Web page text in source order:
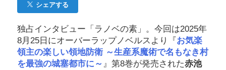
シェアする
独占インタビュー「ラノベの素」。今回は2025年
8月25日にオーバーラップノベルスより『 お気楽
領主の楽しい領地防衛 ～生産系魔術で名もなき村
を最強の城塞都市に～ 』第8巻が発売された赤池